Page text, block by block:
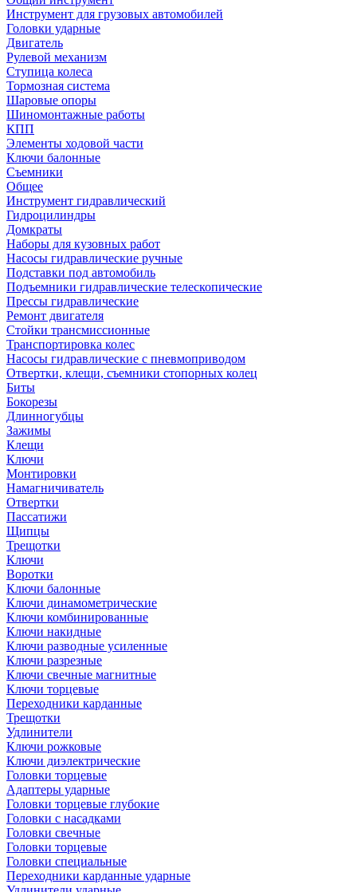
Инструмент для грузовых автомобилей
Головки ударные
Двигатель
Рулевой механизм
Ступица колеса
Тормозная система
Шаровые опоры
Шиномонтажные работы
КПП
Элементы ходовой части
Ключи балонные
Съемники
Общее
Инструмент гидравлический
Гидроцилиндры
Домкраты
Наборы для кузовных работ
Насосы гидравлические ручные
Подставки под автомобиль
Подъемники гидравлические телескопические
Прессы гидравлические
Ремонт двигателя
Стойки трансмиссионные
Транспортировка колес
Насосы гидравлические с пневмоприводом
Отвертки, клещи, съемники стопорных колец
Биты
Бокорезы
Длинногубцы
Зажимы
Клещи
Ключи
Монтировки
Намагничиватель
Отвертки
Пассатижи
Щипцы
Трещотки
Ключи
Воротки
Ключи балонные
Ключи динамометрические
Ключи комбинированные
Ключи накидные
Ключи разводные усиленные
Ключи разрезные
Ключи свечные магнитные
Ключи торцевые
Переходники карданные
Трещотки
Удлинители
Ключи рожковые
Ключи диэлектрические
Головки торцевые
Адаптеры ударные
Головки торцевые глубокие
Головки с насадками
Головки свечные
Головки торцевые
Головки специальные
Переходники карданные ударные